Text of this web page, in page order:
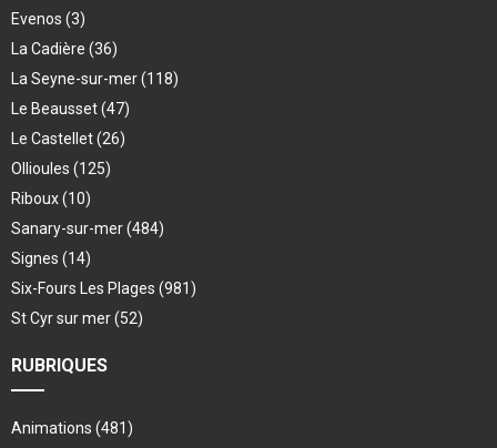
Evenos (3)
La Cadière (36)
La Seyne-sur-mer(118)
Le Beausset(47)
Le Castellet(26)
Ollioules (125)
Riboux(10)
Sanary-sur-mer(484)
Signes (14)
Six-Fours Les Plages (981)
St Cyr sur mer(52)
RUBRIQUES
Animations (481)